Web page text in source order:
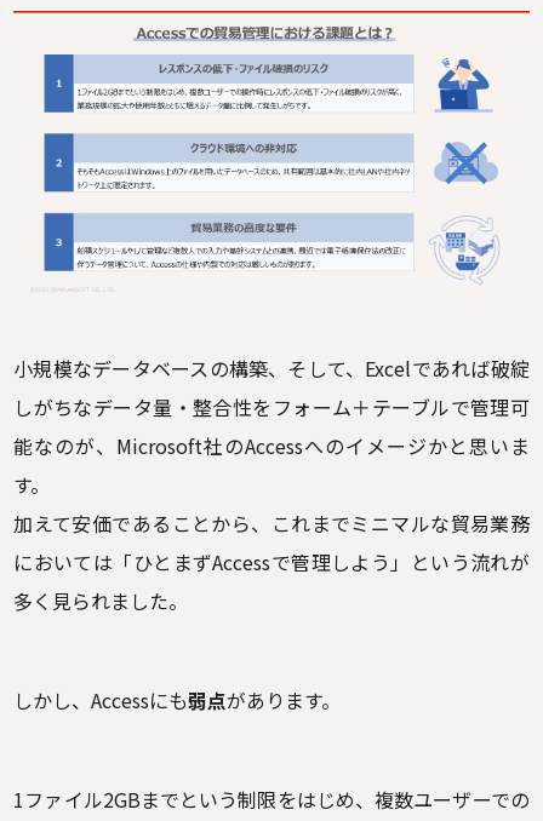
小規模なデータベースの構築、そして、Excelであれば破綻
しがちなデータ量・整合性をフォーム＋テーブルで管理可
能なのが、Microsoft社のAccessへのイメージかと思いま
す。
加えて安価であることから、これまでミニマルな貿易業務
においては「ひとまずAccessで管理しよう」という流れが
多く見られました。
しかし、Accessにも弱点があります。
1ファイル2GBまでという制限をはじめ、複数ユーザーでの